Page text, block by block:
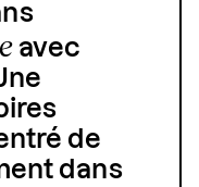
avec
de
dans